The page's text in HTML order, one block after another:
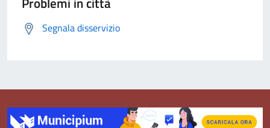
Segnala disservizio